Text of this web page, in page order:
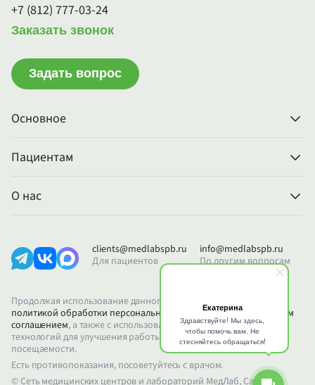
Основное
Пациентам
О нас
+7 (812) 777-03-24
Заказать звонок
Задать вопрос
Продолжая использование данного сайта, вы соглашаетесь с
политикой обработки персональных данныхипользовательским
соглашением, а также с использованием файлов Cookie и других
технологий для улучшения работы сайта и анализа его
посещаемости.
Есть противопоказания, посоветуйтесь с врачом.
© Сеть медицинских центров и лабораторий МедЛаб, Санкт-
clients@medlabspb.ru
Для пациентов
info@medlabspb.ru
По другим вопросам